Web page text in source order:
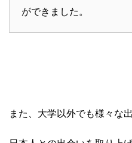
ができました。
また、大学以外でも様々な